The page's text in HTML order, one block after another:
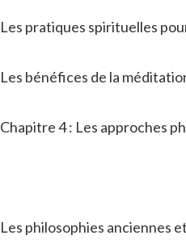
Les pratiques spirituelles
Les bénéfices de la
Chapitre 4 : Les approches
Les philosophies anciennes